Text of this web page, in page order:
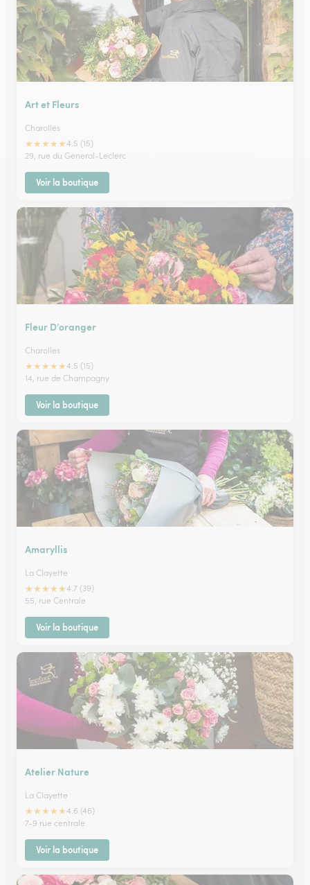
Art et Fleurs
Charolles
★★★★★4.5 (15)
29, rue du General-Leclerc
Voir la boutique
Fleur D’oranger
Charolles
★★★★★4.5 (15)
14, rue de Champagny
Voir la boutique
Amaryllis
La Clayette
★★★★★4.7 (39)
55, rue Centrale
Voir la boutique
Atelier Nature
La Clayette
★★★★★4.6 (46)
7-9 rue centrale
Voir la boutique